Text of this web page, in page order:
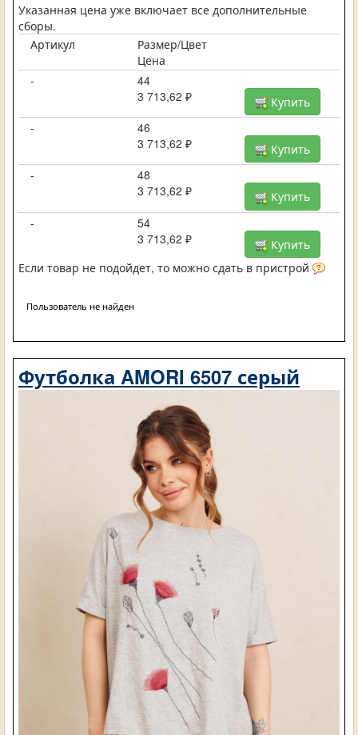
Указанная цена уже включает все дополнительные
сборы.
Артикул
Размер/Цвет
Цена
-
44
3 713,62 ₽
Купить
-
46
3 713,62 ₽
Купить
-
48
3 713,62 ₽
Купить
-
54
3 713,62 ₽
Купить
Если товар не подойдет, то можно сдать в пристрой
Пользователь не найден
Футболка AMORI 6507 серый